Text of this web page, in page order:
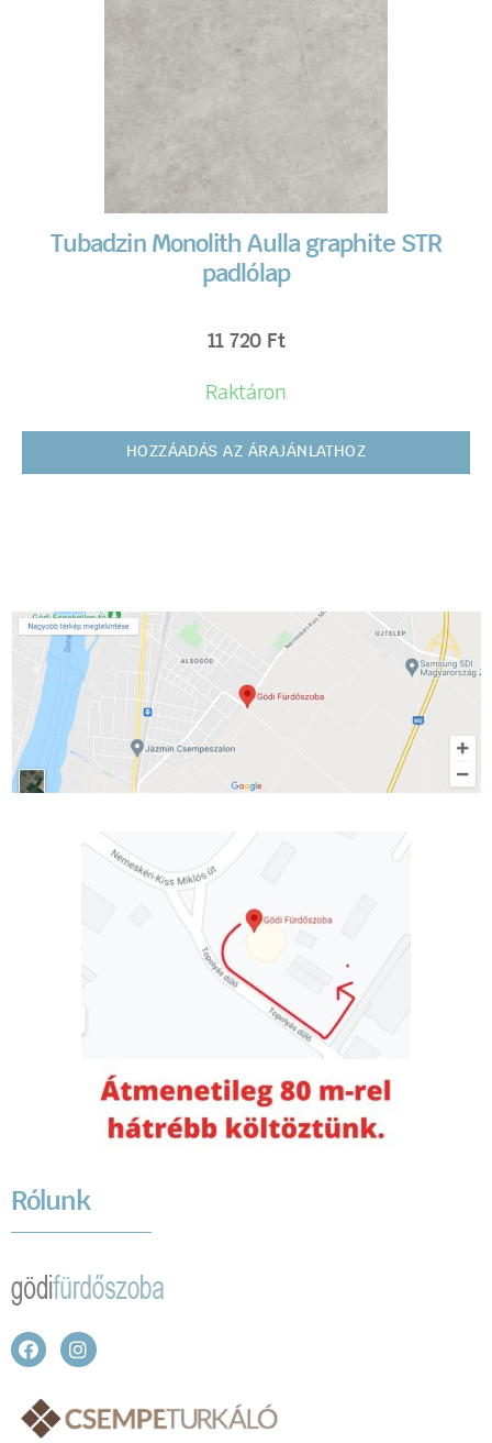
Tubadzin Monolith Aulla graphite STR
padlólap
11 720 Ft
Raktáron
HOZZÁADÁS AZ ÁRAJÁNLATHOZ
Rólunk